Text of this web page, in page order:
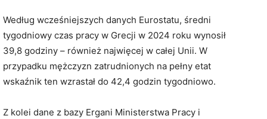
Według wcześniejszych danych Eurostatu, średni
tygodniowy czas pracy w Grecji w 2024 roku wynosił
39,8 godziny – również najwięcej w całej Unii. W
przypadku mężczyzn zatrudnionych na pełny etat
wskaźnik ten wzrastał do 42,4 godzin tygodniowo.
Z kolei dane z bazy Ergani Ministerstwa Pracy i